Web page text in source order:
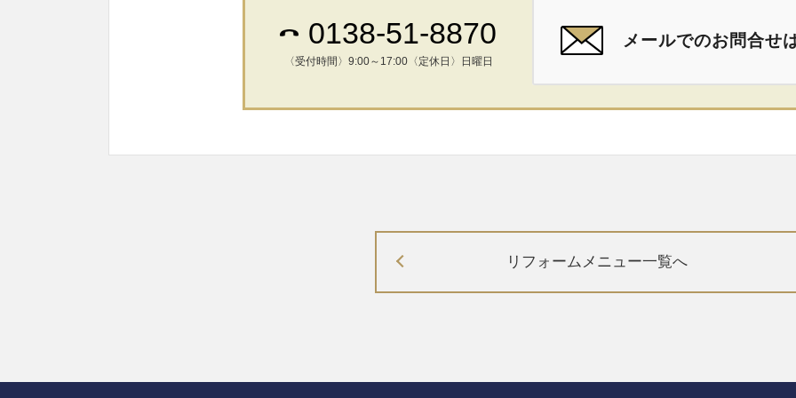
0138-51-8870
〈受付時間〉9:00～17:00〈定休日〉日曜日
メールでのお問合せ
リフォームメニュー一覧へ